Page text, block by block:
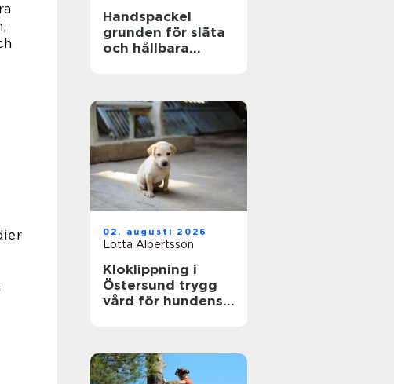
Handspackel
grunden för släta
och hållbara
02. augusti 2026
Lotta Albertsson
Kloklippning i
Östersund trygg
vård för hundens